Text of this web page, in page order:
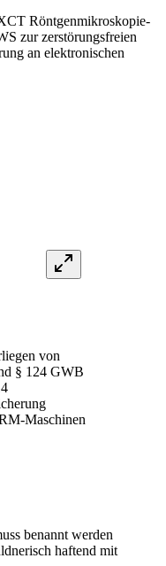
Röntgenmikroskopie-
zur zerstörungsfreien
an elektronischen
von
§ 124 GWB
Maschinen
benannt werden
haftend mit